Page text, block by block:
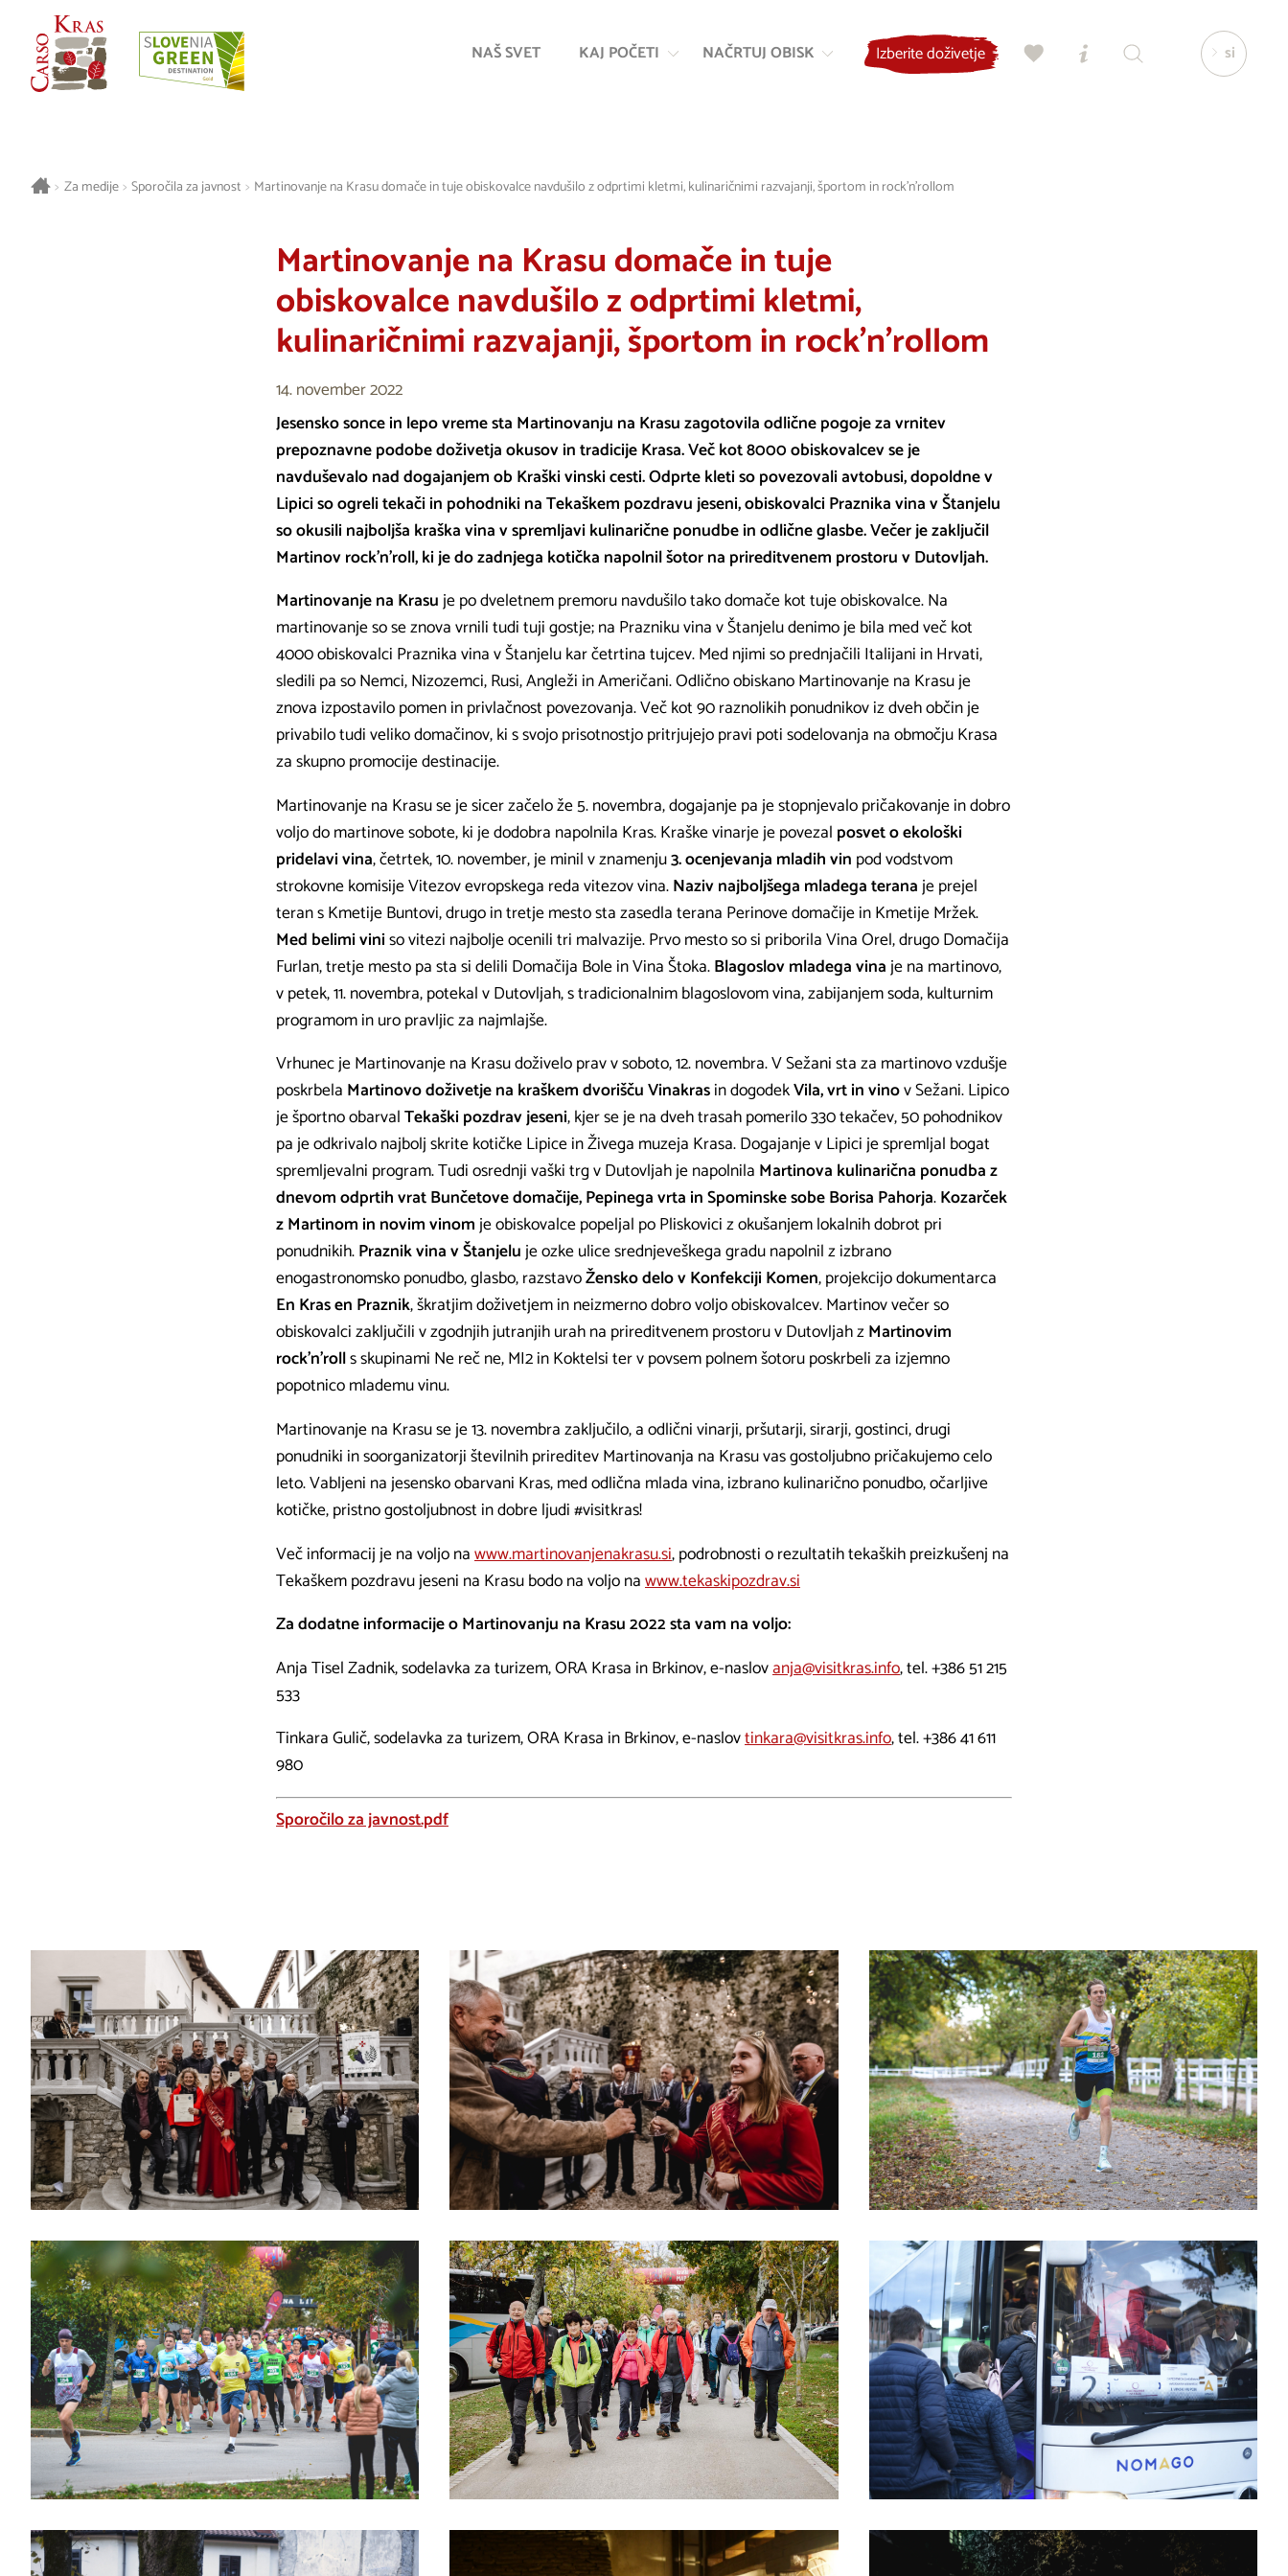
vsebino
NAŠ SVET KAJ POČETI NAČRTUJ OBISK Izberite doživetje si
> Za medije > Sporočila za javnost > Martinovanje na Krasu domače in tuje obiskovalce navdušilo z odprtimi kletmi, kulinaričnimi razvajanji, športom in rock'n'rollom
Martinovanje na Krasu domače in tuje
obiskovalce navdušilo z odprtimi kletmi,
kulinaričnimi razvajanji, športom in rock'n'rollom
14. november 2022
Jesensko sonce in lepo vreme sta Martinovanju na Krasu zagotovila odlične pogoje za vrnitev
prepoznavne podobedoživetja okusov in tradicije Krasa. Več kot 8000 obiskovalcev se je
navduševalo nad dogajanjem ob Kraški vinski cesti. Odprte kleti so povezovali avtobusi, dopoldne v
Lipici so ogreli tekači in pohodniki na Tekaškem pozdravu jeseni, obiskovalci Praznika vina v Štanjelu
so okusili najboljša kraška vina v spremljavi kulinarične ponudbe in odlične glasbe. Večer je zaključil
Martinov rock'n'roll, ki je do zadnjega kotička napolnil šotor na prireditvenem prostoru v Dutovljah.
Martinovanje na Krasuje po dveletnem premoru navdušilo tako domače kot tuje obiskovalce. Na
martinovanje so se znova vrnili tudi tuji gostje; na Prazniku vina v Štanjelu denimo je bila med več kot
4000 obiskovalci Praznika vina v Štanjelu kar četrtina tujcev. Med njimi so prednjačili Italijani in Hrvati,
sledili pa so Nemci, Nizozemci, Rusi, Angleži in Američani. Odlično obiskano Martinovanje na Krasu je
znova izpostavilo pomen in privlačnost povezovanja. Več kot 90 raznolikih ponudnikov iz dveh občin je
privabilo tudi veliko domačinov, ki s svojo prisotnostjo pritrjujejo pravi poti sodelovanja na območju Krasa
za skupno promocije destinacije.
Martinovanje na Krasu se je sicer začelo že 5. novembra, dogajanje pa je stopnjevalo pričakovanje in dobro
voljo do martinove sobote, ki je dodobra napolnila Kras. Kraške vinarje je povezal posvet o ekološki
pridelavi vina, četrtek, 10. november, je minil v znamenju3. ocenjevanja mladih vin pod vodstvom
strokovne komisije Vitezov evropskega reda vitezov vina.Naziv najboljšega mladega teranaje prejel
teran s Kmetije Buntovi, drugo in tretje mesto sta zasedla terana Perinove domačije in Kmetije Mržek.
Med belimi viniso vitezi najbolje ocenili tri malvazije. Prvo mesto so si priborila Vina Orel, drugo Domačija
Furlan, tretje mesto pa sta si delili Domačija Bole in Vina Štoka.Blagoslov mladega vinaje na martinovo,
v petek, 11. novembra, potekal v Dutovljah, s tradicionalnim blagoslovom vina, zabijanjem soda, kulturnim
programom in uro pravljic za najmlajše.
Vrhunec je Martinovanje na Krasu doživelo prav v soboto, 12. novembra. V Sežani sta za martinovo vzdušje
poskrbela Martinovo doživetje na kraškem dvorišču Vinakrasin dogodekVila, vrt in vinov Sežani. Lipico
je športno obarvalTekaški pozdrav jeseni, kjer se je na dveh trasah pomerilo 330 tekačev, 50 pohodnikov
pa je odkrivalo najbolj skrite kotičke Lipice in Živega muzeja Krasa. Dogajanje v Lipici je spremljal bogat
spremljevalni program. Tudi osrednji vaški trg v Dutovljah je napolnila Martinova kulinarična ponudba z
dnevom odprtih vrat Bunčetove domačije, Pepinega vrta in Spominske sobe Borisa Pahorja.Kozarček
z Martinom in novim vinomje obiskovalce popeljal po Pliskovici z okušanjem lokalnih dobrot pri
ponudnikih.Praznik vina v Štanjeluje ozke ulice srednjeveškega gradu napolnil z izbrano
enogastronomsko ponudbo, glasbo, razstavoŽensko delo v Konfekciji Komen, projekcijo dokumentarca
En Kras en Praznik, škratjim doživetjem in neizmerno dobro voljo obiskovalcev. Martinov večer so
obiskovalci zaključili v zgodnjih jutranjih urah na prireditvenem prostoru v Dutovljah zMartinovim
rock'n'rolls skupinami Ne reč ne, MI2 in Koktelsi ter v povsem polnem šotoru poskrbeli za izjemno
popotnico mlademu vinu.
Martinovanje na Krasu se je 13. novembra zaključilo, a odlični vinarji, pršutarji, sirarji, gostinci, drugi
ponudniki in soorganizatorji številnih prireditev Martinovanja na Krasu vas gostoljubno pričakujemo celo
leto. Vabljeni na jesensko obarvani Kras, med odlična mlada vina, izbrano kulinarično ponudbo, očarljive
kotičke, pristno gostoljubnost in dobre ljudi #visitkras!
Več informacij je na voljo nawww.martinovanjenakrasu.si, podrobnosti o rezultatih tekaških preizkušenj na
Tekaškem pozdravu jeseni na Krasu bodo na voljo nawww.tekaskipozdrav.si
Za dodatne informacije o Martinovanju na Krasu 2022 sta vam na voljo:
Anja Tisel Zadnik, sodelavka za turizem, ORA Krasa in Brkinov, e-naslovanja@visitkras.info, tel.+386 51 215
533
Tinkara Gulič, sodelavka za turizem, ORA Krasa in Brkinov, e-naslovtinkara@visitkras.info, tel.+386 41 611
980
Sporočilo za javnost.pdf